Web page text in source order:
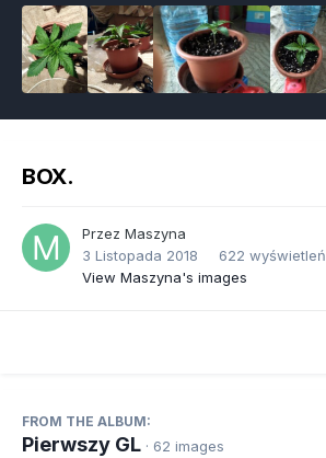
BOX.
Przez Maszyna
3 Listopada 2018
622 wyświetleń
View Maszyna's images
FROM THE ALBUM:
Pierwszy GL · 62 images